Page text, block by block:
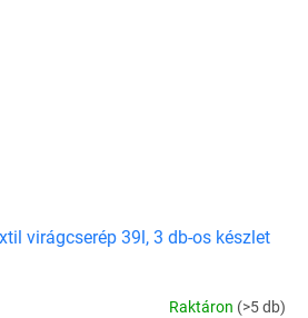
virágcserép 39l, 3 db-os készlet
Raktáron (>5 db)